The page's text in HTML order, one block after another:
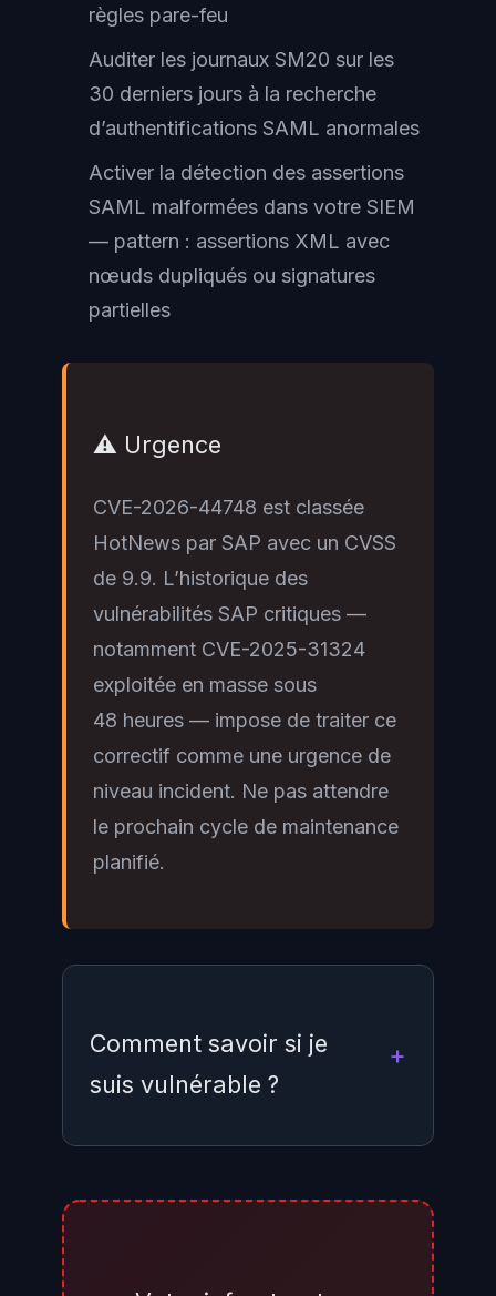
règles pare-feu
Auditer les journaux SM20 sur les
30 derniers jours à la recherche
d’authentifications SAML anormales
Activer la détection des assertions
SAML malformées dans votre SIEM
— pattern : assertions XML avec
nœuds dupliqués ou signatures
partielles
⚠️ Urgence
CVE-2026-44748 est classée
HotNews par SAP avec un CVSS
de 9.9. L’historique des
vulnérabilités SAP critiques —
notamment CVE-2025-31324
exploitée en masse sous
48 heures — impose de traiter ce
correctif comme une urgence de
niveau incident. Ne pas attendre
le prochain cycle de maintenance
planifié.
Comment savoir si je
suis vulnérable ?
est potentiellement exposé.